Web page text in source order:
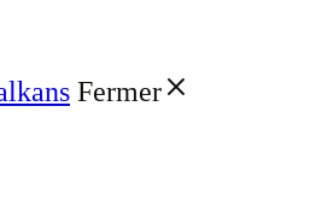
Fermer